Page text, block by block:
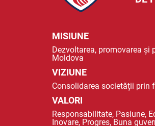
MISIUNE
Dezvoltarea, promovarea și
Moldova
VIZIUNE
Consolidarea societății prin
VALORI
Responsabilitate, Pasiune,
Inovare, Progres, Buna